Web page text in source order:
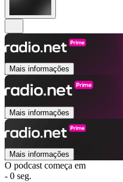
Mais informações
Mais informações
Mais informações
O podcast começa em
- 0 seg.